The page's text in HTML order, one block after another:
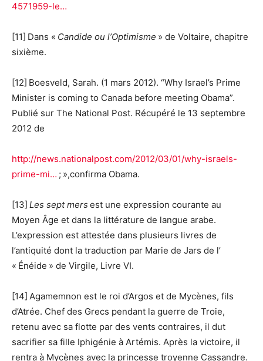
4571959-le…
[11] Dans « Candide ou l’Optimisme » de Voltaire, chapitre
sixième.
[12] Boesveld, Sarah. (1 mars 2012). “Why Israel’s Prime
Minister is coming to Canada before meeting Obama”.
Publié sur The National Post. Récupéré le 13 septembre
2012 de
http://news.nationalpost.com/2012/03/01/why-israels-
prime-mi… ; »,confirma Obama.
[13] Les sept mers est une expression courante au
Moyen Âge et dans la littérature de langue arabe.
L’expression est attestée dans plusieurs livres de
l’antiquité dont la traduction par Marie de Jars de l’
« Énéide » de Virgile, Livre VI.
[14] Agamemnon est le roi d’Argos et de Mycènes, fils
d’Atrée. Chef des Grecs pendant la guerre de Troie,
retenu avec sa flotte par des vents contraires, il dut
sacrifier sa fille Iphigénie à Artémis. Après la victoire, il
rentra à Mycènes avec la princesse troyenne Cassandre.